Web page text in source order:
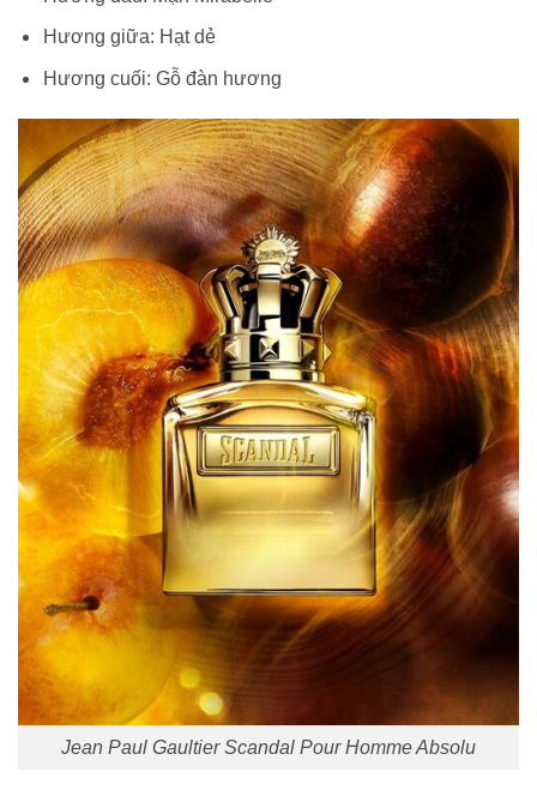
Hương giữa: Hạt dẻ
Hương cuối: Gỗ đàn hương
Jean Paul Gaultier Scandal Pour Homme Absolu